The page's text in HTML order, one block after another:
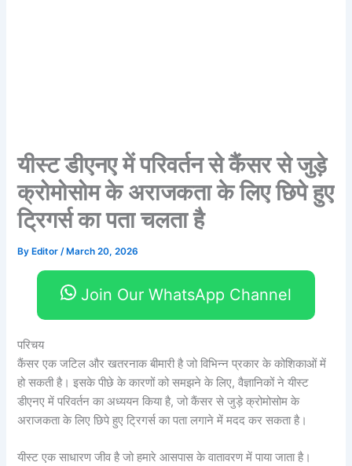
यीस्ट डीएनए में परिवर्तन से कैंसर से जुड़े
क्रोमोसोम के अराजकता के लिए छिपे हुए
ट्रिगर्स का पता चलता है
By Editor/ March 20, 2026
Join Our WhatsApp Channel
परिचय
कैंसर एक जटिल और खतरनाक बीमारी है जो विभिन्न प्रकार के कोशिकाओं में
हो सकती है। इसके पीछे के कारणों को समझने के लिए, वैज्ञानिकों ने यीस्ट
डीएनए में परिवर्तन का अध्ययन किया है, जो कैंसर से जुड़े क्रोमोसोम के
अराजकता के लिए छिपे हुए ट्रिगर्स का पता लगाने में मदद कर सकता है।
यीस्ट एक साधारण जीव है जो हमारे आसपास के वातावरण में पाया जाता है।